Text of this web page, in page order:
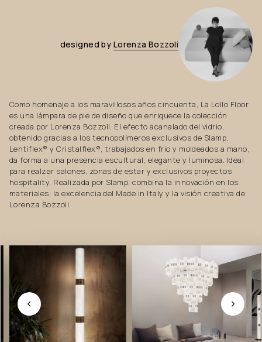
designed by Lorenza Bozzoli
Como homenaje a los maravillosos años cincuenta, La Lollo Floor
es una lámpara de pie de diseño que enriquece la colección
creada por Lorenza Bozzoli. El efecto acanalado del vidrio,
obtenido gracias a los tecnopolímeros exclusivos de Slamp,
Lentiflex® y Cristalflex®, trabajados en frío y moldeados a mano,
da forma a una presencia escultural, elegante y luminosa. Ideal
para realzar salones, zonas de estar y exclusivos proyectos
hospitality. Realizada por Slamp, combina la innovación en los
materiales, la excelencia del Made in Italy y la visión creativa de
Lorenza Bozzoli.